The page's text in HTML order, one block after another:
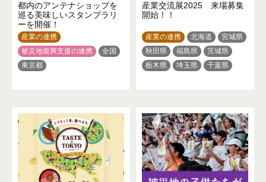
都内のアンテナショップを
巡る美味しいスタンプラリ
ーを開催！
産業の連携
被災地復興支援の連携
全国
東京都
産業交流展2025 来場募集
開始！！
産業の連携 北海道
宮城県
秋田県
福島県
茨城県
栃木県
埼玉県
千葉県
香川県
長崎県